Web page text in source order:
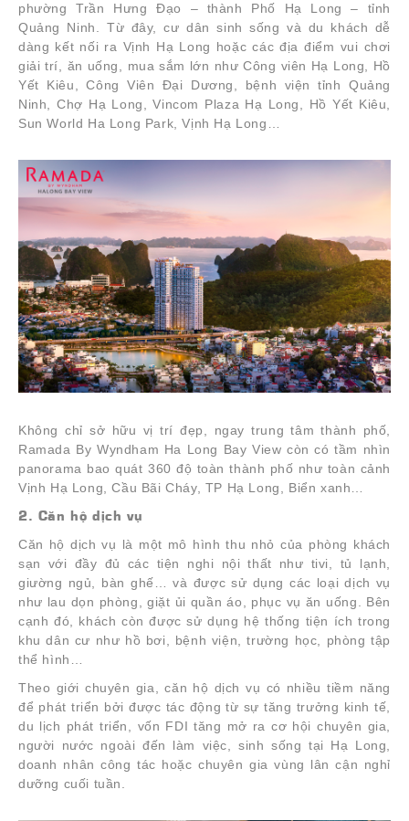
phường Trần Hưng Đạo – thành Phố Hạ Long – tỉnh
Quảng Ninh. Từ đây, cư dân sinh sống và du khách dễ
dàng kết nối ra Vịnh Hạ Long hoặc các địa điểm vui chơi
giải trí, ăn uống, mua sắm lớn như Công viên Hạ Long, Hồ
Yết Kiêu, Công Viên Đại Dương, bệnh viện tỉnh Quảng
Ninh, Chợ Hạ Long, Vincom Plaza Hạ Long, Hồ Yết Kiêu,
Sun World Ha Long Park, Vịnh Hạ Long…
Không chỉ sở hữu vị trí đẹp, ngay trung tâm thành phố,
Ramada By Wyndham Ha Long Bay View còn có tầm nhìn
panorama bao quát 360 độ toàn thành phố như toàn cảnh
Vịnh Hạ Long, Cầu Bãi Cháy, TP Hạ Long, Biển xanh…
2. Căn hộ dịch vụ
Căn hộ dịch vụ là một mô hình thu nhỏ của phòng khách
sạn với đầy đủ các tiện nghi nội thất như tivi, tủ lạnh,
giường ngủ, bàn ghế… và được sử dụng các loại dịch vụ
như lau dọn phòng, giặt ủi quần áo, phục vụ ăn uống. Bên
cạnh đó, khách còn được sử dụng hệ thống tiện ích trong
khu dân cư như hồ bơi, bệnh viện, trường học, phòng tập
thể hình…
Theo giới chuyên gia, căn hộ dịch vụ có nhiều tiềm năng
để phát triển bởi được tác động từ sự tăng trưởng kinh tế,
du lịch phát triển, vốn FDI tăng mở ra cơ hội chuyên gia,
người nước ngoài đến làm việc, sinh sống tại Hạ Long,
doanh nhân công tác hoặc chuyên gia vùng lân cận nghỉ
dưỡng cuối tuần.